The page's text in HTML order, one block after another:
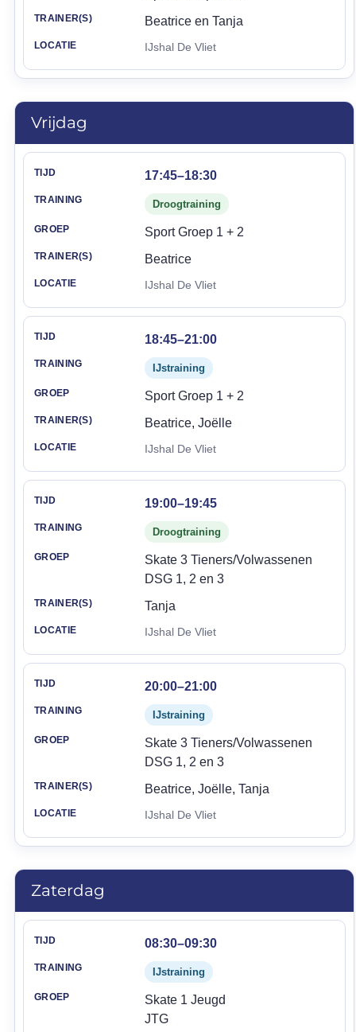
Beatrice en Tanja
IJshal De Vliet
Vrijdag
Tijd Groep Trainer(s)
17:45–18:30
Droogtraining
Sport Groep 1 + 2
Beatrice
IJshal De Vliet
18:45–21:00
IJstraining
Sport Groep 1 + 2
Beatrice, Joëlle
IJshal De Vliet
19:00–19:45
Droogtraining
Skate 3 Tieners/Volwassenen
DSG 1, 2 en 3
Tanja
IJshal De Vliet
20:00–21:00
IJstraining
Skate 3 Tieners/Volwassenen
DSG 1, 2 en 3
Beatrice, Joëlle, Tanja
IJshal De Vliet
Zaterdag
Tijd Groep Trainer(s)
08:30–09:30
IJstraining
Skate 1 Jeugd
JTG